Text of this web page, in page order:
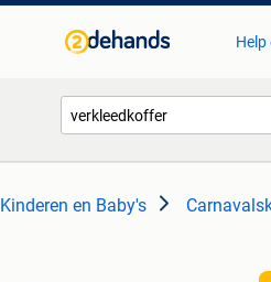
Help
Kinderen en Baby's